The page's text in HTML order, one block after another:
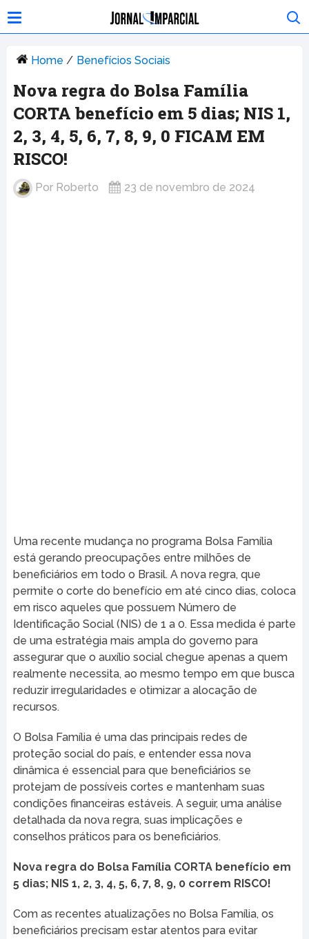
Home / Benefícios Sociais
Nova regra do Bolsa Família
CORTA benefício em 5 dias; NIS 1,
2, 3, 4, 5, 6, 7, 8, 9, 0 FICAM EM
RISCO!
Por Roberto 23 de novembro de 2024
Uma recente mudança no programa Bolsa Família
está gerando preocupações entre milhões de
beneficiários em todo o Brasil. A nova regra, que
permite o corte do benefício em até cinco dias, coloca
em risco aqueles que possuem Número de
Identificação Social (NIS) de 1 a 0. Essa medida é parte
de uma estratégia mais ampla do governo para
assegurar que o auxílio social chegue apenas a quem
realmente necessita, ao mesmo tempo em que busca
reduzir irregularidades e otimizar a alocação de
recursos.
O Bolsa Família é uma das principais redes de
proteção social do país, e entender essa nova
dinâmica é essencial para que beneficiários se
protejam de possíveis cortes e mantenham suas
condições financeiras estáveis. A seguir, uma análise
detalhada da nova regra, suas implicações e
conselhos práticos para os beneficiários.
Nova regra do Bolsa Família CORTA benefício em
5 dias; NIS 1, 2, 3, 4, 5, 6, 7, 8, 9, 0 correm RISCO!
Com as recentes atualizações no Bolsa Família, os
beneficiários precisam estar atentos para evitar